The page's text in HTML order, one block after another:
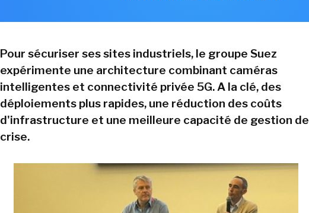
Pour sécuriser ses sites industriels, le groupe Suez
expérimente une architecture combinant caméras
intelligentes et connectivité privée 5G. A la clé, des
déploiements plus rapides, une réduction des coûts
d'infrastructure et une meilleure capacité de gestion de
crise.